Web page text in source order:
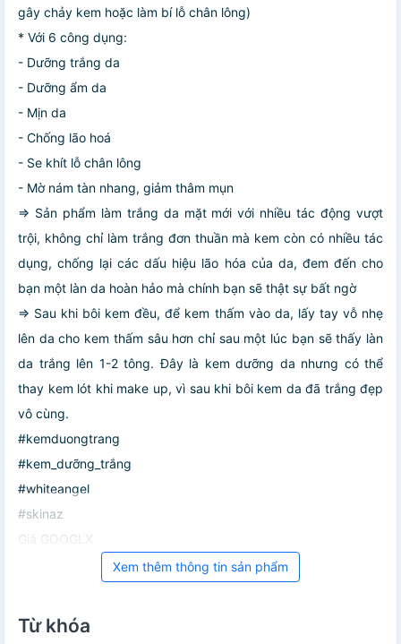
gây chảy kem hoặc làm bí lỗ chân lông)
* Với 6 công dụng:
- Dưỡng trắng da
- Dưỡng ẩm da
- Mịn da
- Chống lão hoá
- Se khít lỗ chân lông
- Mờ nám tàn nhang, giảm thâm mụn
=> Sản phẩm làm trắng da mặt mới với nhiều tác động vượt
trội, không chỉ làm trắng đơn thuần mà kem còn có nhiều tác
dụng, chống lại các dấu hiệu lão hóa của da, đem đến cho
bạn một làn da hoàn hảo mà chính bạn sẽ thật sự bất ngờ
=> Sau khi bôi kem đều, để kem thấm vào da, lấy tay vỗ nhẹ
lên da cho kem thấm sâu hơn chỉ sau một lúc bạn sẽ thấy làn
da trắng lên 1-2 tông. Đây là kem dưỡng da nhưng có thể
thay kem lót khi make up, vì sau khi bôi kem da đã trắng đẹp
vô cùng.
#kemduongtrang
#kem_dưỡng_trắng
#whiteangel
#skinaz
Giá GOOGLX
Xem thêm thông tin sản phẩm
Từ khóa